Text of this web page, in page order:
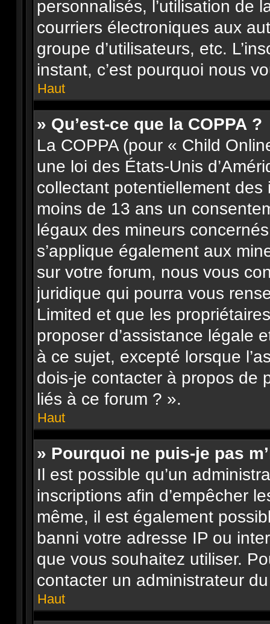
personnalisés, l’utilisation de
courriers électroniques aux
groupe d’utilisateurs, etc.
instant, c’est pourquoi nous
Haut
» Qu’est-ce que la COPPA ?
La COPPA (pour « Child
une loi des États-Unis
collectant potentiellement
moins de 13 ans un
légaux des mineurs
s’applique également aux
sur votre forum, nous vous
juridique qui pourra vous
Limited et que les
proposer d’assistance légale
à ce sujet, excepté lorsque
dois-je contacter à propos de
liés à ce forum ? ».
Haut
» Pourquoi ne puis-je pas
Il est possible qu’un
inscriptions afin d’empêcher
même, il est également
banni votre adresse IP ou
que vous souhaitez utiliser.
contacter un administrateur
Haut